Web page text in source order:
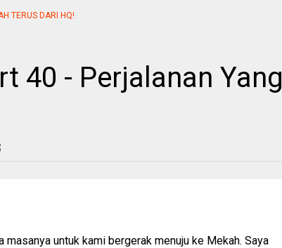
TERUS DARI HQ!
40 - Perjalanan Yang
untuk kami bergerak menuju ke Mekah. Saya